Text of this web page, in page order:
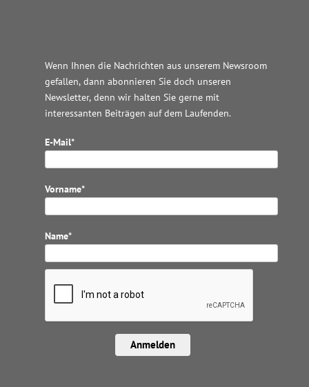
Wenn Ihnen die Nachrichten aus unserem Newsroom
gefallen, dann abonnieren Sie doch unseren
Newsletter, denn wir halten Sie gerne mit
interessanten Beiträgen auf dem Laufenden.
E-Mail*
Vorname*
Name*
Anmelden